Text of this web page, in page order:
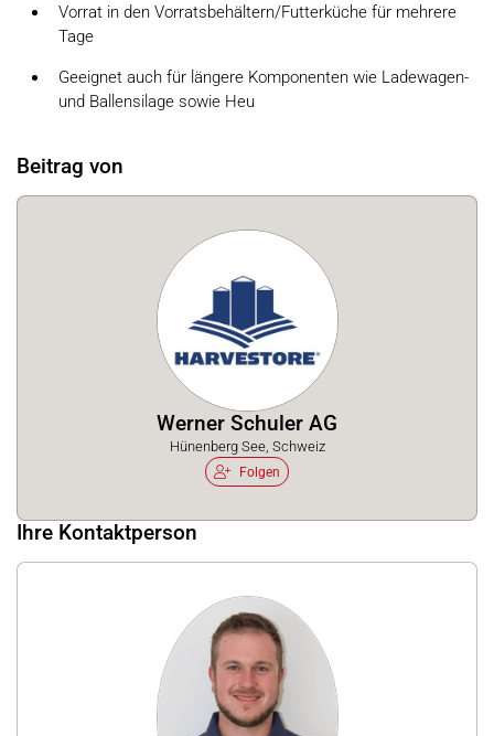
Vorrat in den Vorratsbehältern/Futterküche für mehrere
Tage
Geeignet auch für längere Komponenten wie Ladewagen-
und Ballensilage sowie Heu
Beitrag von
Werner Schuler AG
Hünenberg See, Schweiz
Folgen
Ihre Kontaktperson